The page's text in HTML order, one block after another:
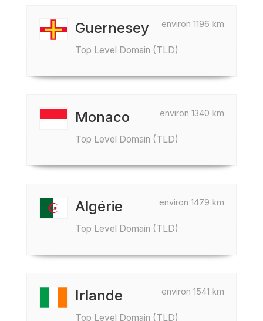
environ 1196 km
Guernesey
Top Level Domain (TLD)
environ 1340 km
Monaco
Top Level Domain (TLD)
environ 1479 km
Algérie
Top Level Domain (TLD)
environ 1541 km
Irlande
Top Level Domain (TLD)